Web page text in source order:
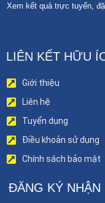
Xem kết quả trực tuyến,
LIÊN KẾT HỮU
Giới thiệu
Liên hệ
Tuyển dụng
Điều khoản sử dụng
Chính sách bảo mật
ĐĂNG KÝ NHẬN